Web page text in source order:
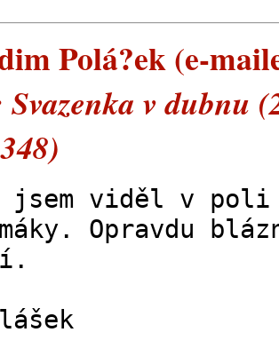
Polá?ek (e-
Svazenka v dubnu
jsem viděl v
Opravdu